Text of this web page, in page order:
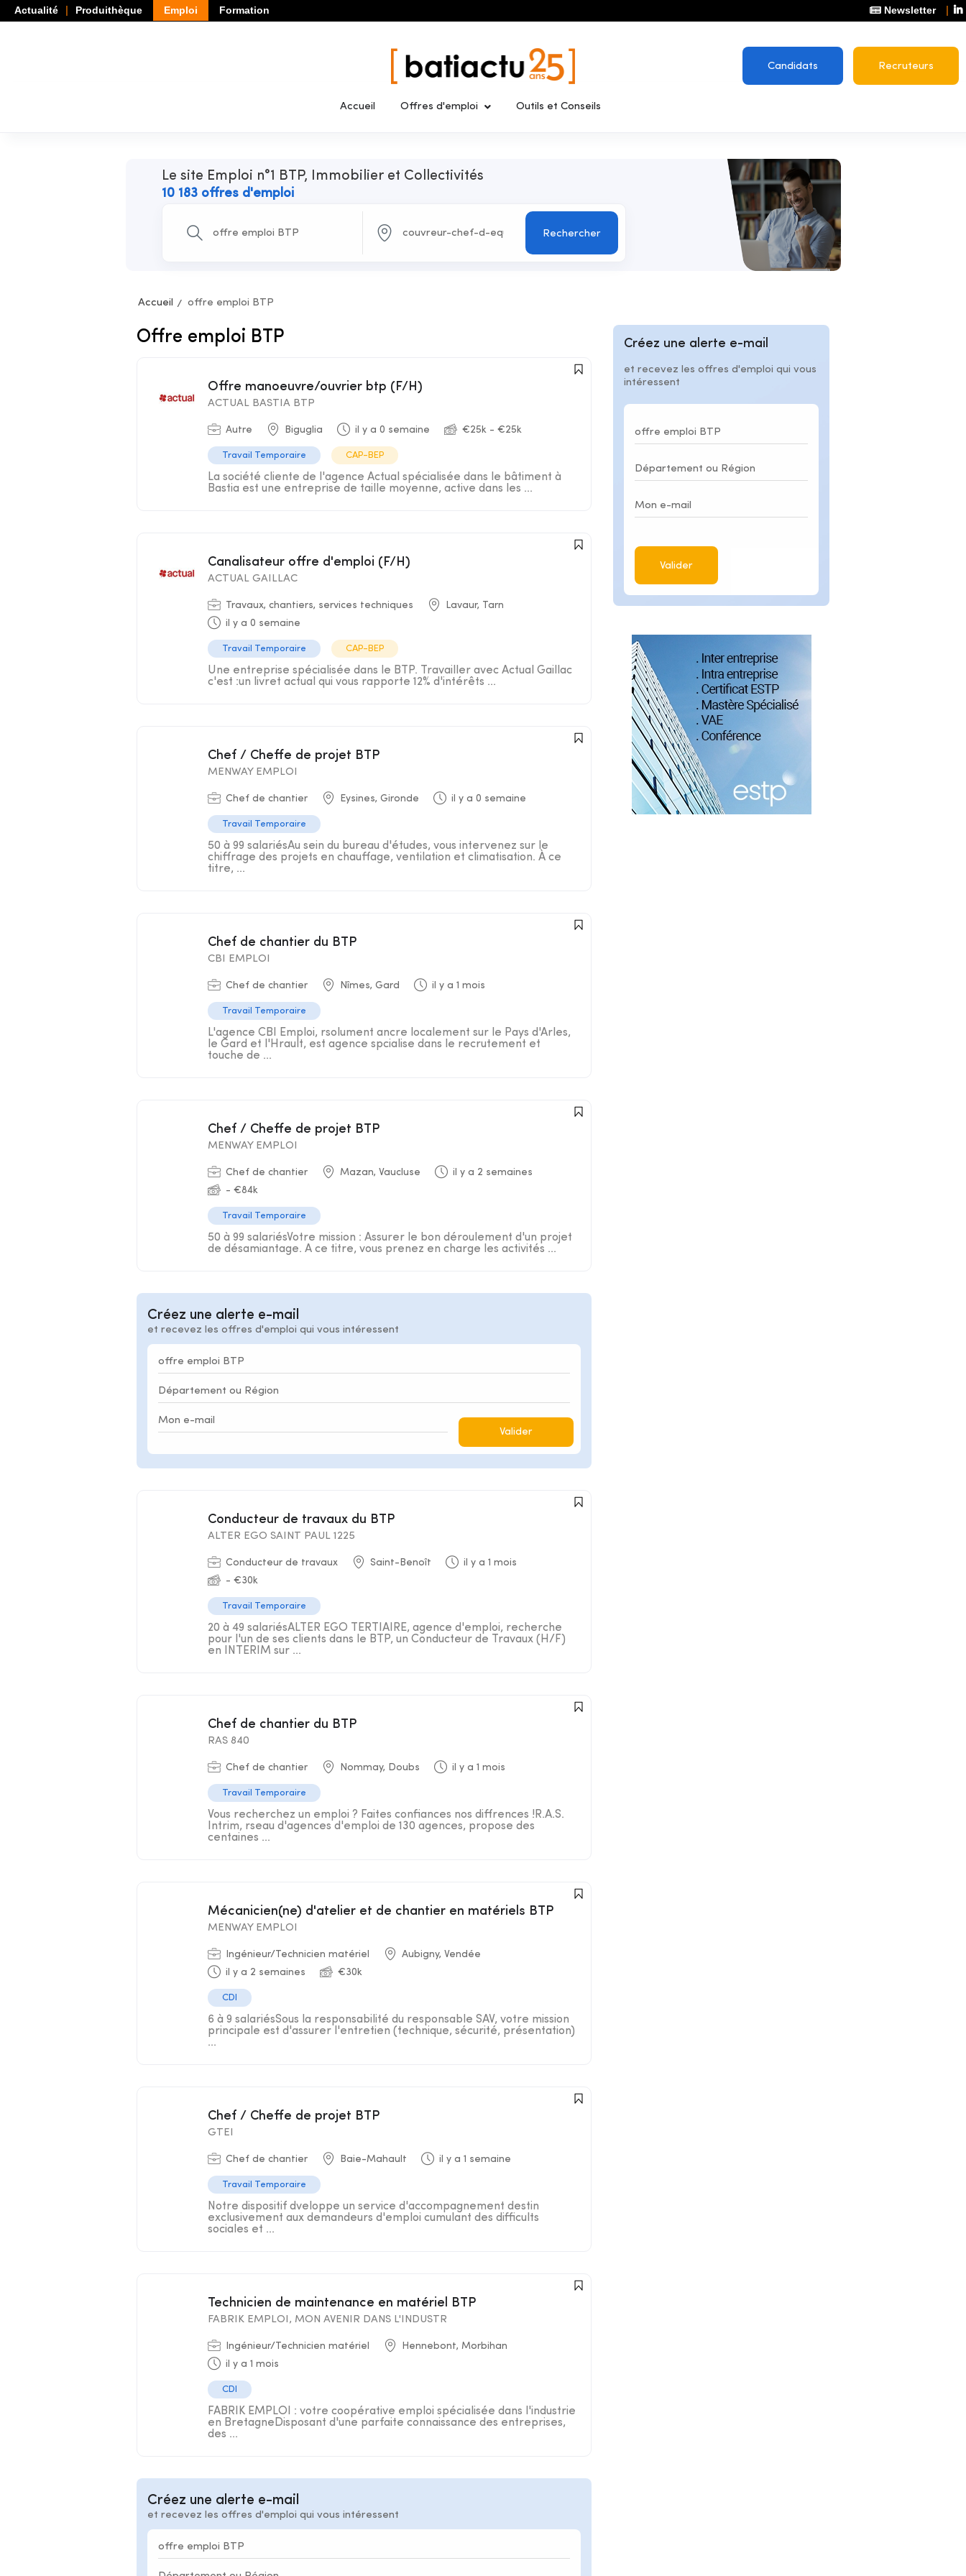
Actualité Produithèque Emploi Formation Newsletter
Candidats Recruteurs
Accueil Offres d'emploi Outils et Conseils
Le site Emploi n°1 BTP, Immobilier et Collectivités
10 183 offres d'emploi
Rechercher
Accueil offre emploi BTP
Offre emploi BTP
Offre manoeuvre/ouvrier btp (F/H)
ACTUAL BASTIA BTP
Autre Biguglia il y a 0 semaine €25k - €25k
Travail Temporaire CAP-BEP
La société cliente de l'agence Actual spécialisée dans le bâtiment à
Bastia est une entreprise de taille moyenne, active dans les ...
Canalisateur offre d'emploi (F/H)
ACTUAL GAILLAC
Travaux, chantiers, services techniques
Lavaur, Tarn
il y a 0 semaine
Travail Temporaire CAP-BEP
Une entreprise spécialisée dans le BTP. Travailler avec Actual Gaillac
c'est :un livret actual qui vous rapporte 12% d'intérêts ...
Chef / Cheffe de projet BTP
MENWAY EMPLOI
Chef de chantier Eysines, Gironde il y a 0 semaine
Travail Temporaire
50 à 99 salariésAu sein du bureau d'études, vous intervenez sur le
chiffrage des projets en chauffage, ventilation et climatisation. À ce
titre, ...
Chef de chantier du BTP
CBI EMPLOI
Chef de chantier Nîmes, Gard il y a 1 mois
Travail Temporaire
L'agence CBI Emploi, rsolument ancre localement sur le Pays d'Arles,
le Gard et l'Hrault, est agence spcialise dans le recrutement et
touche de ...
Chef / Cheffe de projet BTP
MENWAY EMPLOI
Chef de chantier Mazan, Vaucluse
il y a 2 semaines
- €84k
Travail Temporaire
50 à 99 salariésVotre mission : Assurer le bon déroulement d'un projet
de désamiantage. A ce titre, vous prenez en charge les activités ...
Créez une alerte e-mail
et recevez les offres d'emploi qui vous intéressent
Valider
Conducteur de travaux du BTP
ALTER EGO SAINT PAUL 1225
Conducteur de travaux Saint-Benoît
il y a 1 mois
- €30k
Travail Temporaire
20 à 49 salariésALTER EGO TERTIAIRE, agence d'emploi, recherche
pour l'un de ses clients dans le BTP, un Conducteur de Travaux (H/F)
en INTERIM sur ...
Chef de chantier du BTP
RAS 840
Chef de chantier Nommay, Doubs il y a 1 mois
Travail Temporaire
Vous recherchez un emploi ? Faites confiances nos diffrences !R.A.S.
Intrim, rseau d'agences d'emploi de 130 agences, propose des
centaines ...
Mécanicien(ne) d'atelier et de chantier en matériels BTP
MENWAY EMPLOI
Ingénieur/Technicien matériel
Aubigny, Vendée
il y a 2 semaines
€30k
CDI
6 à 9 salariésSous la responsabilité du responsable SAV, votre mission
principale est d'assurer l'entretien (technique, sécurité, présentation)
...
Chef / Cheffe de projet BTP
GTEI
Chef de chantier Baie-Mahault il y a 1 semaine
Travail Temporaire
Notre dispositif dveloppe un service d'accompagnement destin
exclusivement aux demandeurs d'emploi cumulant des difficults
sociales et ...
Technicien de maintenance en matériel BTP
FABRIK EMPLOI, MON AVENIR DANS L'INDUSTR
Ingénieur/Technicien matériel
Hennebont, Morbihan
il y a 1 mois
CDI
FABRIK EMPLOI : votre coopérative emploi spécialisée dans l'industrie
en BretagneDisposant d'une parfaite connaissance des entreprises,
des ...
Créez une alerte e-mail
et recevez les offres d'emploi qui vous intéressent
Créez une alerte e-mail
et recevez les offres d'emploi qui vous
intéressent
Valider